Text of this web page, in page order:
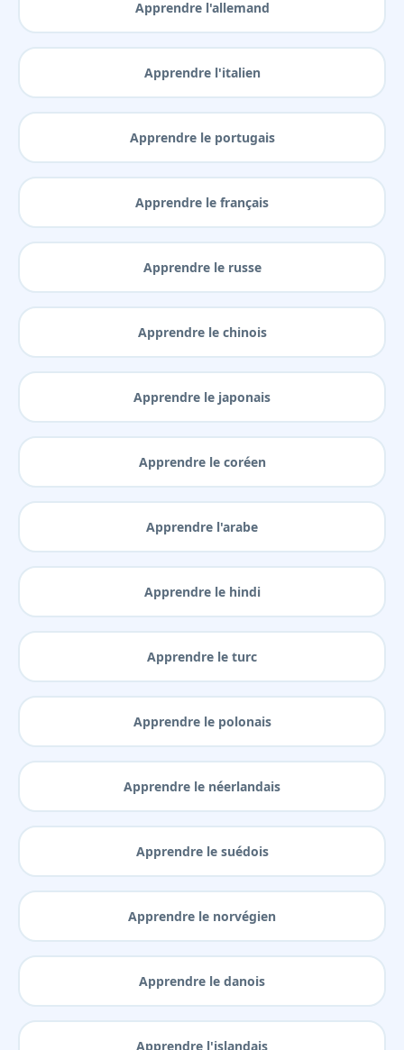
Apprendre l'allemand
Apprendre l'italien
Apprendre le portugais
Apprendre le français
Apprendre le russe
Apprendre le chinois
Apprendre le japonais
Apprendre le coréen
Apprendre l'arabe
Apprendre le hindi
Apprendre le turc
Apprendre le polonais
Apprendre le néerlandais
Apprendre le suédois
Apprendre le norvégien
Apprendre le danois
Apprendre l'islandais